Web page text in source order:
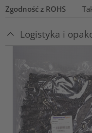
Zgodność z ROHS
Logistyka i